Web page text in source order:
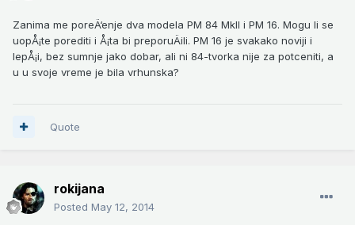
Zanima me poreÄ‘enje dva modela PM 84 MkII i PM 16. Mogu li se
uopÅ¡te porediti i Å¡ta bi preporuÄili. PM 16 je svakako noviji i
lepÅ¡i, bez sumnje jako dobar, ali ni 84-tvorka nije za potceniti, a
u u svoje vreme je bila vrhunska?
Quote
rokijana
Posted May 12, 2014